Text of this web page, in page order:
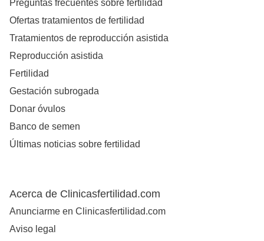
Preguntas frecuentes sobre fertilidad
Ofertas tratamientos de fertilidad
Tratamientos de reproducción asistida
Reproducción asistida
Fertilidad
Gestación subrogada
Donar óvulos
Banco de semen
Últimas noticias sobre fertilidad
Acerca de Clinicasfertilidad.com
Anunciarme en Clinicasfertilidad.com
Aviso legal